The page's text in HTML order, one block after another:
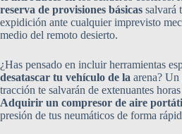
reserva de provisiones básicas salvará
expidición ante cualquier imprevisto
medio del remoto desierto.
¿Has pensado en incluir herramientas
desatascar tu vehículo de la arena? Un
tracción te salvarán de extenuantes
Adquirir un compresor de aire
presión de tus neumáticos de forma